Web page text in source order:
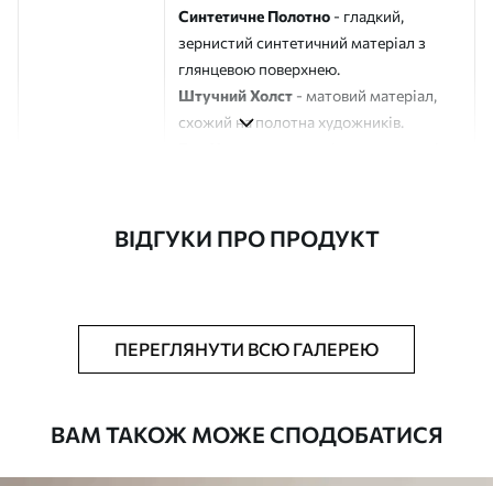
Синтетичне Полотно - гладкий,
зернистий синтетичний матеріал з
глянцевою поверхнею.
Штучний Холст - матовий матеріал,
схожий на полотна художників.
Додатково Можна додати лакове покриття.
ВІДГУКИ ПРО ПРОДУКТ
ПЕРЕГЛЯНУТИ ВСЮ ГАЛЕРЕЮ
ВАМ ТАКОЖ МОЖЕ СПОДОБАТИСЯ